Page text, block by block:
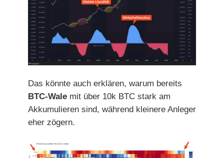
Das könnte auch erklären, warum bereits
BTC-Wale mit über 10k BTC stark am
Akkumulieren sind, während kleinere Anleger
eher zögern.